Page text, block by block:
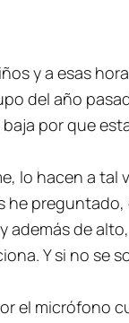
y a esas
del año
baja por que
lo hacen a tal
he preguntado,
y además de
Y si no se
el micrófono